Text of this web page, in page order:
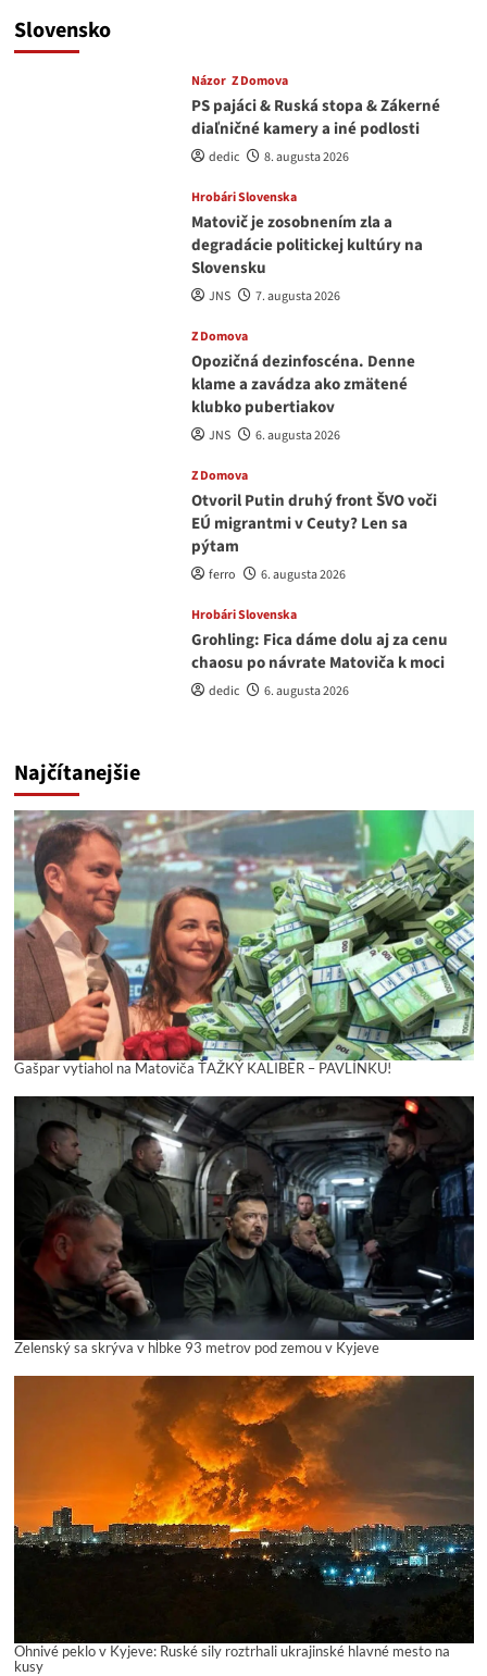
Slovensko
Názor Z Domova
PS pajáci & Ruská stopa & Zákerné
diaľničné kamery a iné podlosti
dedic 8. augusta 2026
Hrobári Slovenska
Matovič je zosobnením zla a
degradácie politickej kultúry na
Slovensku
JNS 7. augusta 2026
Z Domova
Opozičná dezinfoscéna. Denne
klame a zavádza ako zmätené
klubko pubertiakov
JNS 6. augusta 2026
Z Domova
Otvoril Putin druhý front ŠVO voči
EÚ migrantmi v Ceuty? Len sa
pýtam
ferro 6. augusta 2026
Hrobári Slovenska
Grohling: Fica dáme dolu aj za cenu
chaosu po návrate Matoviča k moci
dedic 6. augusta 2026
Najčítanejšie
Gašpar vytiahol na Matoviča ŤAŽKÝ KALIBER – PAVLÍNKU!
Zelenský sa skrýva v hĺbke 93 metrov pod zemou v Kyjeve
Ohnivé peklo v Kyjeve: Ruské sily roztrhali ukrajinské hlavné mesto na
kusy